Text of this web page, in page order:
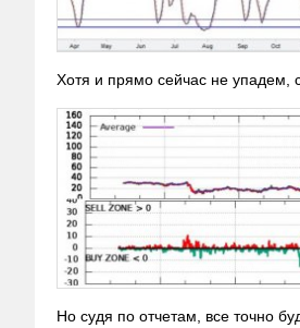
Хотя и прямо сейчас не упадем,
Но судя по отчетам, все точно